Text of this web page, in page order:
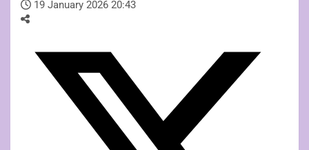
19 January 2026 20:43